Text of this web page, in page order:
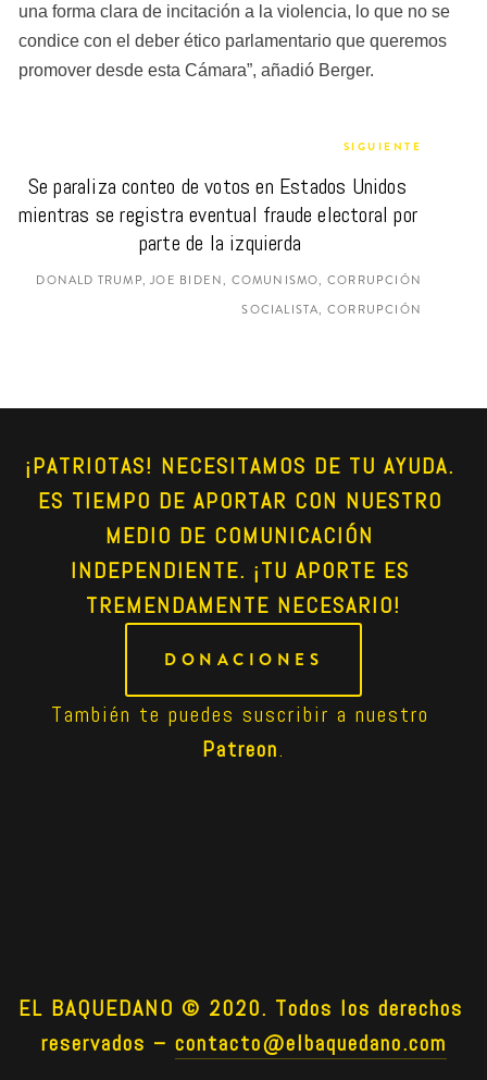
una forma clara de incitación a la violencia, lo que no se
condice con el deber ético parlamentario que queremos
promover desde esta Cámara”, añadió Berger.
SIGUIENTE
Se paraliza conteo de votos en Estados Unidos
mientras se registra eventual fraude electoral por
parte de la izquierda
DONALD TRUMP, JOE BIDEN, COMUNISMO, CORRUPCIÓN
SOCIALISTA, CORRUPCIÓN
¡PATRIOTAS! NECESITAMOS DE TU AYUDA.
ES TIEMPO DE APORTAR CON NUESTRO
MEDIO DE COMUNICACIÓN
INDEPENDIENTE. ¡TU APORTE ES
TREMENDAMENTE NECESARIO!
DONACIONES
Patreon.
EL BAQUEDANO © 2020. Todos los derechos
reservados – contacto@elbaquedano.com